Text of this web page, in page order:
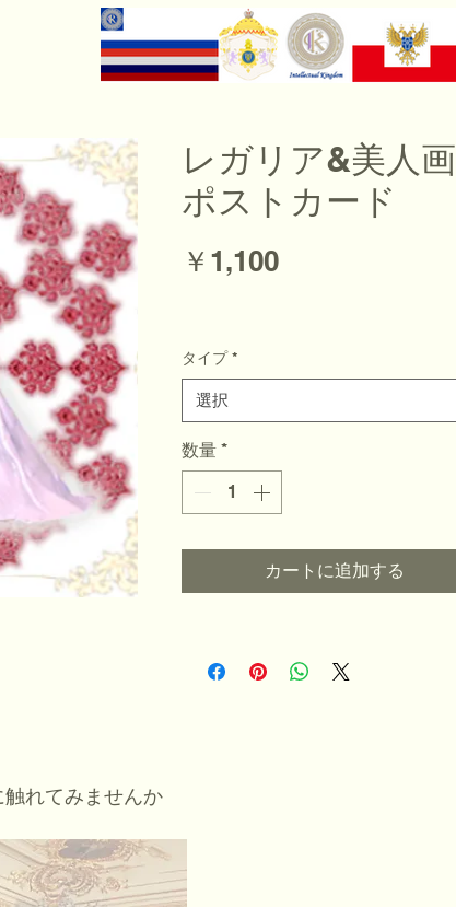
レガリア&美人画
ポストカード
￥1,100価格
タイプ *
選択
数量 *
カートに追加する
れてみませんか